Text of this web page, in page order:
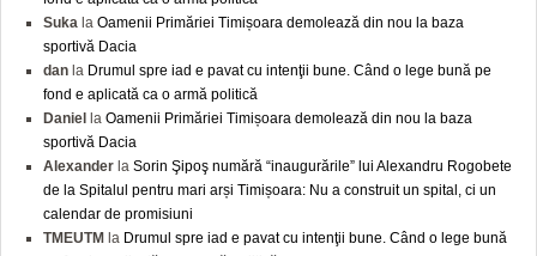
Suka la Oamenii Primăriei Timișoara demolează din nou la baza
sportivă Dacia
dan la Drumul spre iad e pavat cu intenţii bune. Când o lege bună pe
fond e aplicată ca o armă politică
Daniel
la Oamenii Primăriei Timișoara demolează din nou la baza
sportivă Dacia
Alexander la Sorin Şipoş numără “inaugurările” lui Alexandru Rogobete
de la Spitalul pentru mari arși Timișoara: Nu a construit un spital, ci un
calendar de promisiuni
TMEUTM la Drumul spre iad e pavat cu intenţii bune. Când o lege bună